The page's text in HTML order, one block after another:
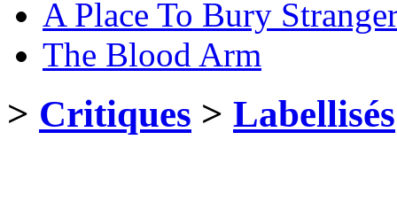
A Place To Bury
The Blood Arm
> Critiques > Labellisés